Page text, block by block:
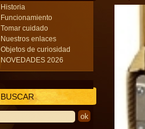
Historia
Funcionamiento
Tomar cuidado
Nuestros enlaces
Objetos de curiosidad
NOVEDADES 2026
BUSCAR